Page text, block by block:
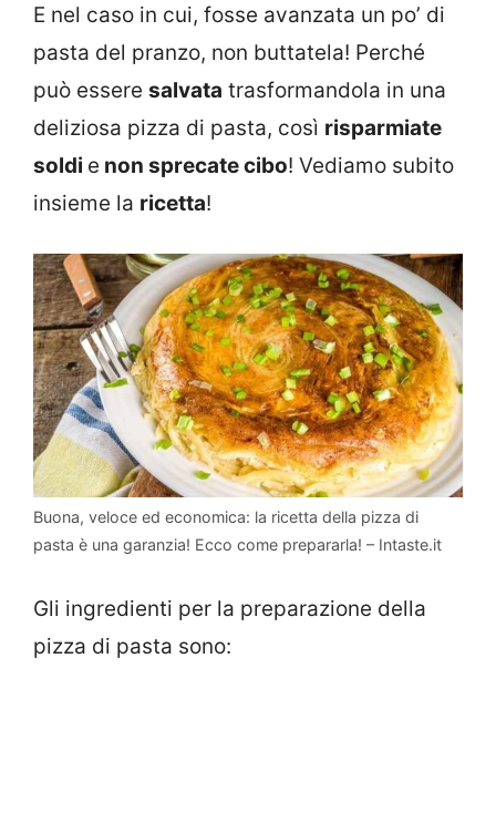
E nel caso in cui, fosse avanzata un po’ di
pasta del pranzo, non buttatela! Perché
può essere salvata trasformandola in una
deliziosa pizza di pasta, così risparmiate
soldi e non sprecate cibo! Vediamo subito
insieme la ricetta!
Buona, veloce ed economica: la ricetta della pizza di
pasta è una garanzia! Ecco come prepararla! – Intaste.it
Gli ingredienti per la preparazione della
pizza di pasta sono: